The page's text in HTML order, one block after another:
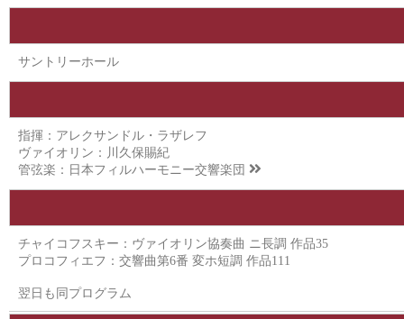
サントリーホール
指揮：アレクサンドル・ラザレフ
ヴァイオリン：川久保賜紀
管弦楽： 日本フィルハーモニー交響楽団
チャイコフスキー：ヴァイオリン協奏曲 ニ長調 作品35
プロコフィエフ：交響曲第6番 変ホ短調 作品111
翌日も同プログラム